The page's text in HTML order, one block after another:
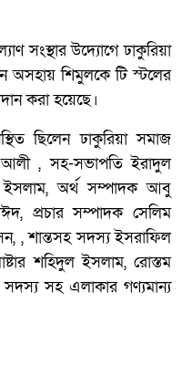
সংস্থার উদ্যোগে ঢাকুরিয়া
অসহায় শিমুলকে টি স্টলের
করা হয়েছে।
ছিলেন ঢাকুরিয়া সমাজ
আলী , সহ-সভাপতি ইরাদুল
ইসলাম, অর্থ সম্পাদক আবু
প্রচার সম্পাদক সেলিম
, শান্তসহ সদস্য ইসরাফিল
শহিদুল ইসলাম, রোস্তম
সহ এলাকার গণ্যমান্য